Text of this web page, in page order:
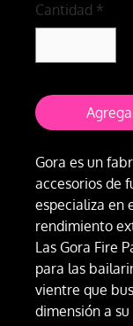
Cantidad *
Gora es un
accesorios de
especializa en
rendimiento
Las Gora Fire
para las
vientre que
dimensión a